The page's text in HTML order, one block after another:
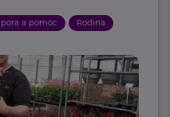
a pomoc Rodina